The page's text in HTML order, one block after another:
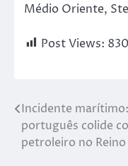
Médio Oriente,
Post Views: 830
Incidente
português colide
petroleiro no